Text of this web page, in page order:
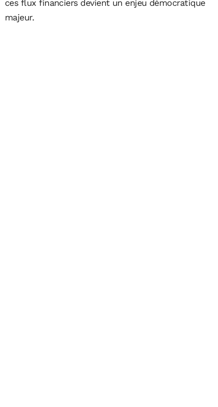
ces flux financiers devient un enjeu démocratique
majeur.